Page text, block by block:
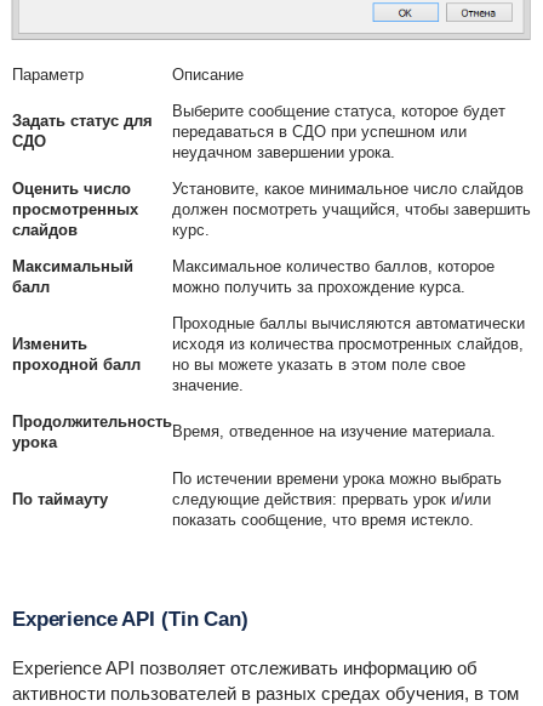
Параметр Описание
Задать статус для
СДО
Выберите сообщение статуса, которое будет
передаваться в СДО при успешном или
неудачном завершении урока.
Оценить число
просмотренных
слайдов
Установите, какое минимальное число слайдов
должен посмотреть учащийся, чтобы завершить
курс.
Максимальный
балл
Максимальное количество баллов, которое
можно получить за прохождение курса.
Изменить
проходной балл
Проходные баллы вычисляются автоматически
исходя из количества просмотренных слайдов,
но вы можете указать в этом поле свое
значение.
Продолжительность
урока
Время, отведенное на изучение материала.
По таймауту
По истечении времени урока можно выбрать
следующие действия: прервать урок и/или
показать сообщение, что время истекло.
Experience API (Tin Can)
Experience API позволяет отслеживать информацию об
активности пользователей в разных средах обучения, в том